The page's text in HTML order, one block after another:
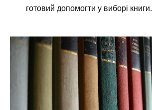
готовий допомогти у виборі книги.